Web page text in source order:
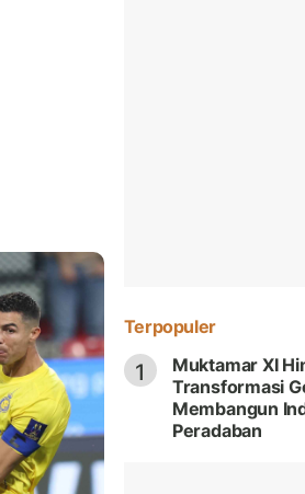
Terpopuler
1
Muktamar XI
Transformasi
Membangun
Peradaban